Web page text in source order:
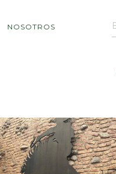
NOSOTROS